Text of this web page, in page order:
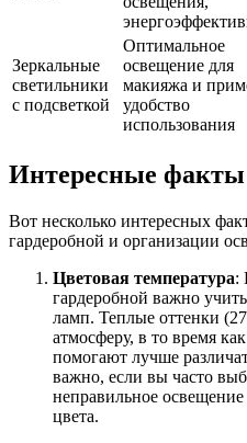
Зеркальные
светильники
с подсветкой
Оптимальное
освещение для
макияжа и
удобство
использования
Интересные факты
Вот несколько интересных
гардеробной и организации
Цветовая температура:
гардеробной важно
ламп. Теплые оттенки
атмосферу, в то время
помогают лучше
важно, если вы часто
неправильное
цвета.